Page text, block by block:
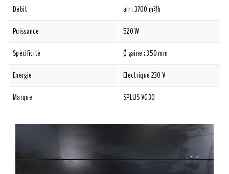
Débit
air : 3700 m³/h
Puissance
520 W
Spécificité
Ø gaine : 350 mm
Energie
Electrique 230 V
Marque
SPLUS VG30